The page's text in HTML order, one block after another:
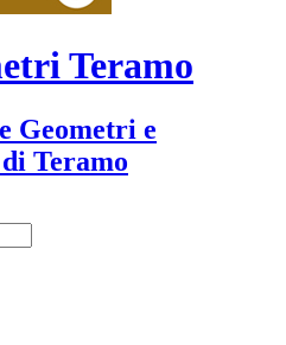
Teramo
Geometri e
Teramo